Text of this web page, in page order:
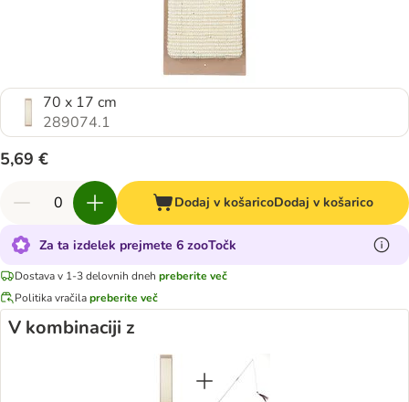
70 x 17 cm
289074.1
5,69 €
Dodaj v košaricoDodaj v košarico
Za ta izdelek prejmete 6 zooTočk
Dostava v 1-3 delovnih dneh preberite več
Politika vračilapreberite več
V kombinaciji z